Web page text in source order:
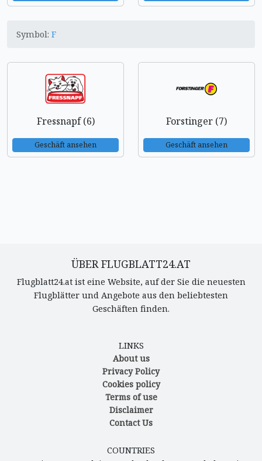
Symbol: F
Fressnapf (6)
Geschäft ansehen
Forstinger (7)
Geschäft ansehen
ÜBER FLUGBLATT24.AT
Flugblatt24.at ist eine Website, auf der Sie die neuesten
Flugblätter und Angebote aus den beliebtesten
Geschäften finden.
LINKS
About us
Privacy Policy
Cookies policy
Terms of use
Disclaimer
Contact Us
COUNTRIES